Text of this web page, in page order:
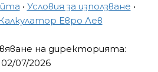
• Условия за използване •
Евро Лев
на директорията:
02/07/2026